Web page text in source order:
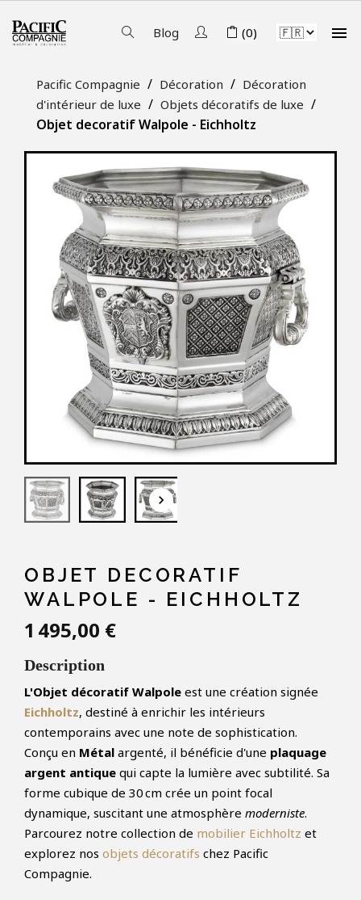
Blog (0) 
Pacific Compagnie Décoration
Décoration
d'intérieur de luxe
Objets décoratifs de luxe
Objet decoratif Walpole - Eichholtz
keyboard_arrow_down
OBJET DECORATIF
WALPOLE - EICHHOLTZ
1 495,00 €
Description
L'Objet décoratif Walpole est une création signée
Eichholtz, destiné à enrichir les intérieurs
contemporains avec une note de sophistication.
Conçu en Métal argenté, il bénéficie d'une plaquage
argent antique qui capte la lumière avec subtilité. Sa
forme cubique de 30 cm crée un point focal
dynamique, suscitant une atmosphère moderniste.
Parcourez notre collection de mobilier Eichholtz et
explorez nos objets décoratifs chez Pacific
Compagnie.